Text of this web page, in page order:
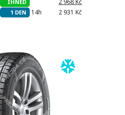
2 968 Kč
IHNED
2 931 Kč
14h
1 DEN